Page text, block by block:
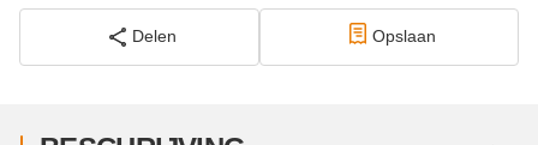
Delen Opslaan